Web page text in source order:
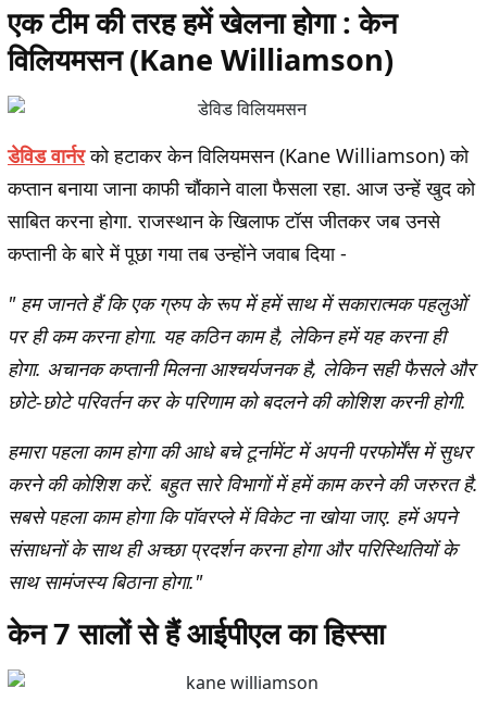
एक टीम की तरह हमें खेलना होगा : केन
विलियमसन (Kane Williamson)
डेविड वार्नरको हटाकर केन विलियमसन (Kane Williamson) को
कप्तान बनाया जाना काफी चौंकाने वाला फैसला रहा. आज उन्हें खुद को
साबित करना होगा. राजस्थान के खिलाफ टॉस जीतकर जब उनसे
कप्तानी के बारे में पूछा गया तब उन्होंने जवाब दिया -
" हम जानते हैं कि एक ग्रुप के रूप में हमें साथ में सकारात्मक पहलुओं
पर ही कम करना होगा. यह कठिन काम है, लेकिन हमें यह करना ही
होगा. अचानक कप्तानी मिलना आश्चर्यजनक है, लेकिन सही फैसले और
छोटे-छोटे परिवर्तन कर के परिणाम को बदलने की कोशिश करनी होगी.
हमारा पहला काम होगा की आधे बचे टूर्नामेंट में अपनी परफोर्मेंस में सुधर
करने की कोशिश करें. बहुत सारे विभागों में हमें काम करने की जरुरत है.
सबसे पहला काम होगा कि पॉवरप्ले में विकेट ना खोया जाए. हमें अपने
संसाधनों के साथ ही अच्छा प्रदर्शन करना होगा और परिस्थितियों के
साथ सामंजस्य बिठाना होगा."
केन 7 सालों से हैं आईपीएल का हिस्सा